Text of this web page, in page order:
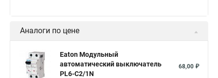
Аналоги по цене
Eaton Модульный
автоматический выключатель
PL6-C2/1N
68,00 ₽